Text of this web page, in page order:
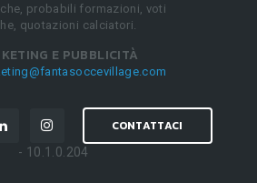
probabili formazioni, voti
quotazioni calciatori.
E PUBBLICITÀ
CONTATTACI
- 10.1.0.204